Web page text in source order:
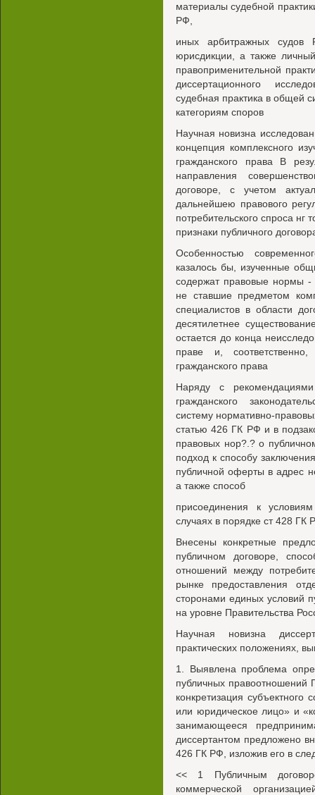
материалы судебной
РФ,
иных арбитражных судов
юрисдикции, а также
правоприменительной
диссертационного
судебная практика в общей
категориям споров
Научная новизна
концепция комплексного
гражданского права В
направления
договоре, с учетом
дальнейшею правового
потребительского спроса
признаки публичного
Особенностью
казалось бы, изученные
содержат правовые нормы -
не ставшие предметом
специалистов в области
десятилетнее
остается до конца
праве и,
гражданского права
Наряду с
гражданского
систему нормативно-
статью 426 ГК РФ и в
правовых нор?.? о
подход к способу
публичной оферты в адрес
а также способ
присоединения к
случаях в порядке ст 428 ГК
Внесены конкретные
публичном договоре,
отношений между
рынке предоставления
сторонами единых условий
на уровне Правительства
Научная новизна
практических положениях,
1. Выявлена проблема
публичных
конкретизация
или юридическое лицо» и
занимающееся
диссертантом предложено
426 ГК РФ, изложив его в
<< 1 Публичным
коммерческой